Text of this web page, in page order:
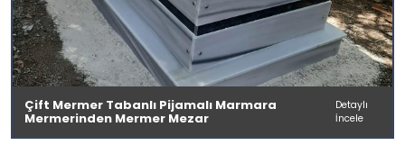
Çift Mermer Tabanlı Pijamalı Marmara
Mermerinden Mermer Mezar
Detaylı
İncele